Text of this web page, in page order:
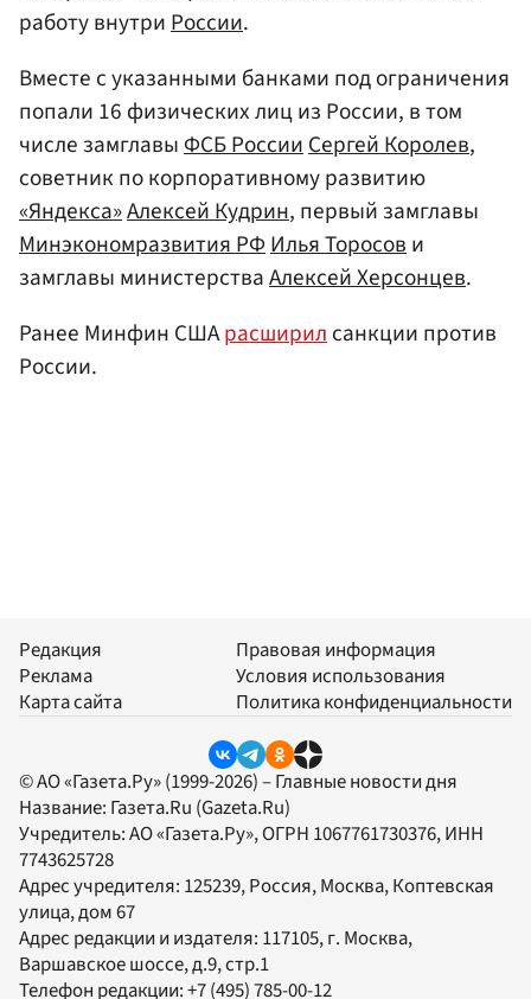
работу внутриРоссии.
Вместе с указанными банками под ограничения
попали 16 физических лиц из России, в том
числе замглавыФСБ РоссииСергей Королев,
советник по корпоративному развитию
«Яндекса»Алексей Кудрин, первый замглавы
Минэкономразвития РФИлья Торосови
замглавы министерстваАлексей Херсонцев.
Ранее Минфин СШАрасширилсанкции против
России.
Редакция
Реклама
Карта сайта
Правовая информация
Условия использования
Политика конфиденциальности
© АО «Газета.Ру» (1999-2026) – Главные новости дня
Название: Газета.Ru (Gazeta.Ru)
Учредитель:АО «Газета.Ру», ОГРН 1067761730376, ИНН
7743625728
Адрес учредителя: 125239, Россия, Москва, Коптевская
улица, дом 67
Адрес редакции и издателя: 117105, г. Москва,
Варшавское шоссе, д.9, стр.1
Телефон редакции:+7 (495) 785-00-12